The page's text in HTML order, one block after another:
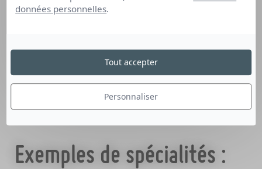
PROFESSIONNELLE
APRÈS LES ÉTUDES ?
Le métier demédecinest très diversifié. En fin
d’internat, vous choisirez votre
Exemples de spécialités :
données personnelles.
Personnaliser
Tout accepter